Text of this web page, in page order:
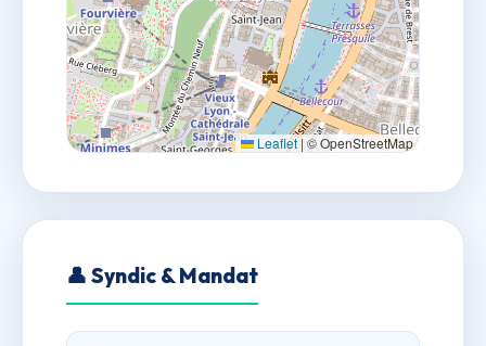
Leaflet| © OpenStreetMap
👤 Syndic & Mandat